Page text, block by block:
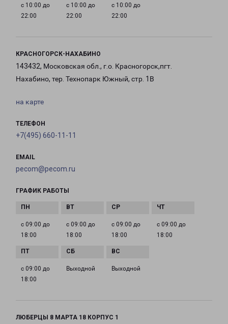
с 10:00 до
22:00
с 10:00 до
22:00
с 10:00 до
22:00
КРАСНОГОРСК-НАХАБИНО
143432, Московская обл., г.о. Красногорск,пгт.
Нахабино, тер. Технопарк Южный, стр. 1В
на карте
ТЕЛЕФОН
+7(495) 660-11-11
EMAIL
pecom@pecom.ru
ГРАФИК РАБОТЫ
с 09:00 до
18:00
с 09:00 до
18:00
с 09:00 до
18:00
с 09:00 до
18:00
с 09:00 до
18:00
Выходной Выходной
ЛЮБЕРЦЫ 8 МАРТА 18 КОРПУС 1